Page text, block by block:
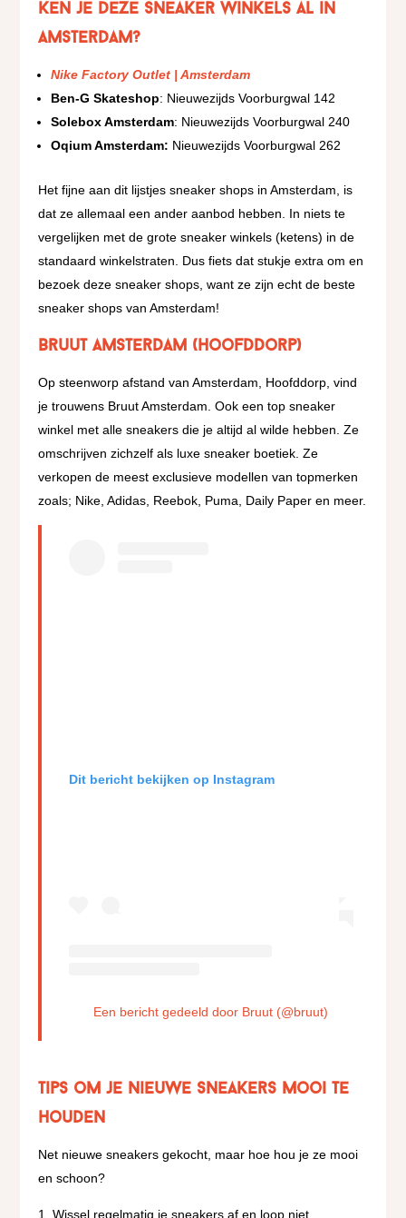
Ken je deze sneaker winkels al in
Amsterdam?
Nike Factory Outlet | Amsterdam
Ben-G Skateshop: Nieuwezijds Voorburgwal 142
Solebox Amsterdam: Nieuwezijds Voorburgwal 240
Oqium Amsterdam: Nieuwezijds Voorburgwal 262
Het fijne aan dit lijstjes sneaker shops in Amsterdam, is
dat ze allemaal een ander aanbod hebben. In niets te
vergelijken met de grote sneaker winkels (ketens) in de
standaard winkelstraten. Dus fiets dat stukje extra om en
bezoek deze sneaker shops, want ze zijn echt de beste
sneaker shops van Amsterdam!
Bruut Amsterdam (Hoofddorp)
Op steenworp afstand van Amsterdam, Hoofddorp, vind
je trouwens Bruut Amsterdam. Ook een top sneaker
winkel met alle sneakers die je altijd al wilde hebben. Ze
omschrijven zichzelf als luxe sneaker boetiek. Ze
verkopen de meest exclusieve modellen van topmerken
zoals; Nike, Adidas, Reebok, Puma, Daily Paper en meer.
Dit bericht bekijken op Instagram
Een bericht gedeeld door Bruut (@bruut)
Tips om je nieuwe sneakers mooi te
houden
Net nieuwe sneakers gekocht, maar hoe hou je ze mooi
en schoon?
Wissel regelmatig je sneakers af en loop niet